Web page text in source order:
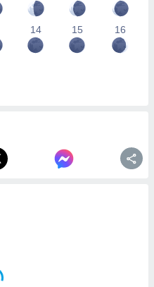
14 15 16